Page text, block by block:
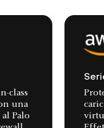
class
una
Palo